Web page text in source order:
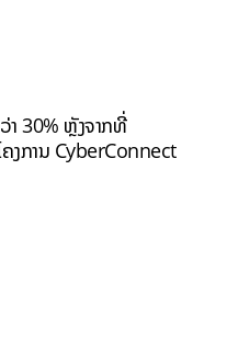
າ 30% ຫຼັງຈາກທີ່
ງການ CyberConnect